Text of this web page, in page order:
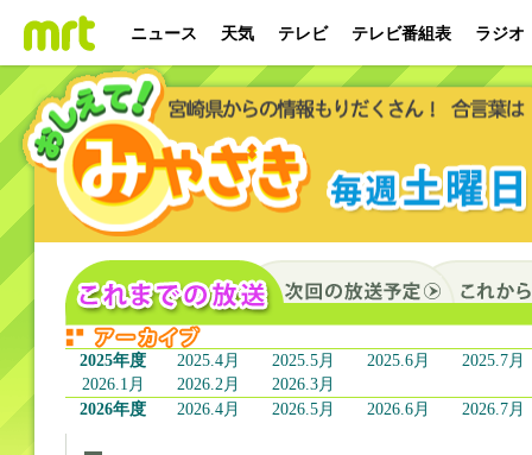
ニュース 天気 テレビ テレビ番組表 ラジオ
2025年度 2025.4月 2025.5月 2025.6月
2025.7月
2026.1月
2026.2月
2026.3月
2026年度
2026.4月 2026.5月 2026.6月 2026.7月